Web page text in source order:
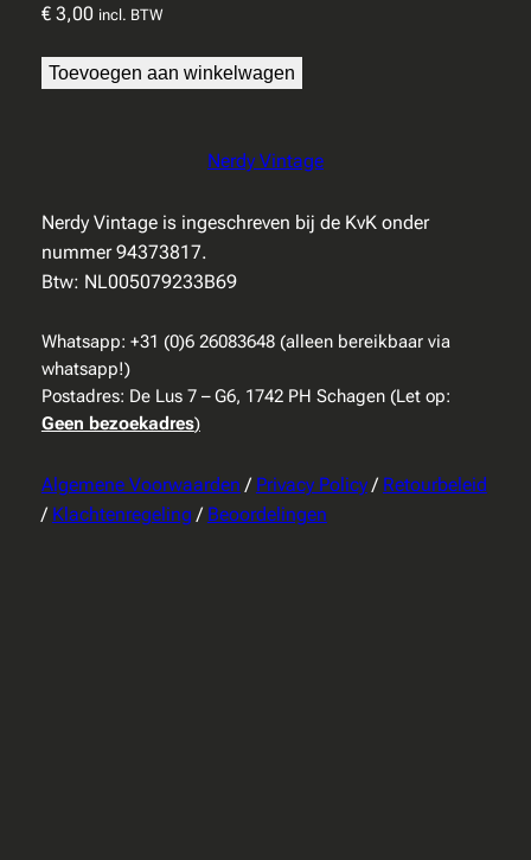
€3,00 incl. BTW
Toevoegen aan winkelwagen
Nerdy Vintage
Nerdy Vintage is ingeschreven bij de KvK onder
nummer 94373817.
Btw: NL005079233B69
Whatsapp: +31 (0)6 26083648 (alleen bereikbaar via
whatsapp!)
Postadres: De Lus 7 – G6, 1742 PH Schagen (Let op:
Geen bezoekadres)
Algemene Voorwaarden / Privacy Policy/ Retourbeleid
/ Klachtenregeling / Beoordelingen